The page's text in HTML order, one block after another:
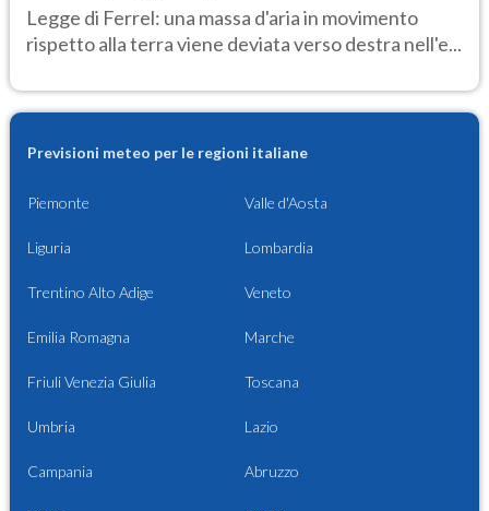
Legge di Ferrel: una massa d'aria in movimento
rispetto alla terra viene deviata verso destra nell'e...
Previsioni meteo per le regioni italiane
Piemonte Valle d'Aosta
Liguria Lombardia
Trentino Alto Adige Veneto
Emilia Romagna Marche
Friuli Venezia Giulia Toscana
Umbria Lazio
Campania Abruzzo